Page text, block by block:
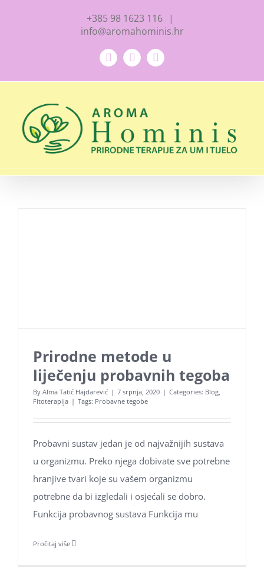
+385 98 1623 116
|
info@aromahominis.hr
FacebookYouTubeInstagram
Prirodne metode u
liječenju probavnih tegoba
By Alma Tatić Hajdarević | 7 srpnja, 2020 | Categories: Blog
Fitoterapija | Tags: Probavne tegobe
Probavni sustav jedan je od najvažnijih sustava
u organizmu. Preko njega dobivate sve potrebne
hranjive tvari koje su vašem organizmu
potrebne da bi izgledali i osjećali se dobro.
Funkcija probavnog sustava Funkcija mu
Pročitaj više